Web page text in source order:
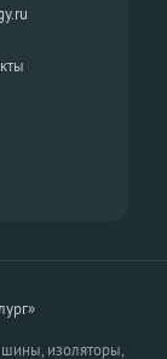
изоляторы,